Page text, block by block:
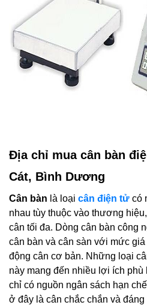
Địa chỉ mua cân bàn
Cát, Bình Dương
Cân bàn là loại cân điện tử có
nhau tùy thuộc vào thương
cân tối đa. Dòng cân bàn công
cân bàn và cân sàn với mức
động cân cơ bản. Những loại
này mang đến nhiều lợi ích
chỉ có nguồn ngân sách hạn
ở đây là cân chắc chắn và đáng